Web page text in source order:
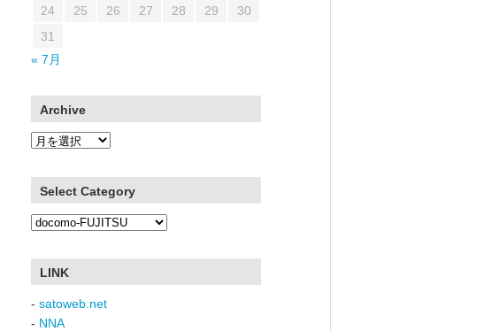
24
25 26 27 28 29
30
31
« 7月
Archive
Archive
Select Category
Select
LINK
- satoweb.net
- NNA